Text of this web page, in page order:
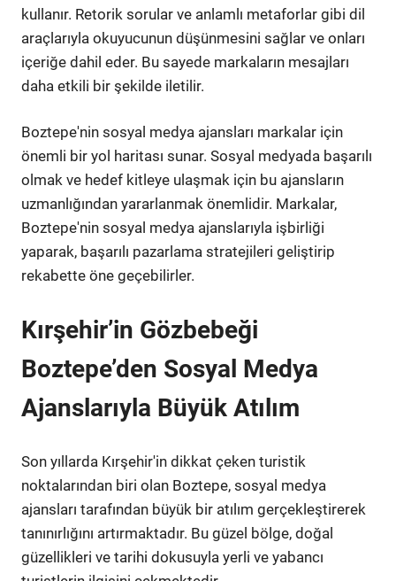
kullanır. Retorik sorular ve anlamlı metaforlar gibi dil
araçlarıyla okuyucunun düşünmesini sağlar ve onları
içeriğe dahil eder. Bu sayede markaların mesajları
daha etkili bir şekilde iletilir.
Boztepe'nin sosyal medya ajansları markalar için
önemli bir yol haritası sunar. Sosyal medyada başarılı
olmak ve hedef kitleye ulaşmak için bu ajansların
uzmanlığından yararlanmak önemlidir. Markalar,
Boztepe'nin sosyal medya ajanslarıyla işbirliği
yaparak, başarılı pazarlama stratejileri geliştirip
rekabette öne geçebilirler.
Kırşehir’in Gözbebeği
Boztepe’den Sosyal Medya
Ajanslarıyla Büyük Atılım
Son yıllarda Kırşehir'in dikkat çeken turistik
noktalarından biri olan Boztepe, sosyal medya
ajansları tarafından büyük bir atılım gerçekleştirerek
tanınırlığını artırmaktadır. Bu güzel bölge, doğal
güzellikleri ve tarihi dokusuyla yerli ve yabancı